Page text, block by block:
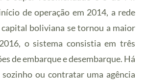
de operação em 2014, a rede
boliviana se tornou a maior
o sistema consistia em três
de embarque e desembarque. Há
ou contratar uma agência